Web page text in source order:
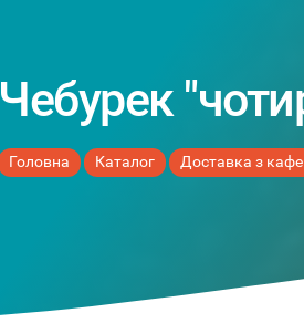
Чебурек
Головна Каталог Доставка з кафе